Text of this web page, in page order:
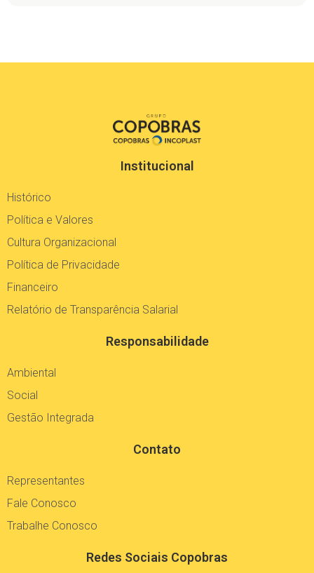
Institucional
Histórico
Política e Valores
Cultura Organizacional
Política de Privacidade
Financeiro
Relatório de Transparência Salarial
Responsabilidade
Ambiental
Social
Gestão Integrada
Contato
Representantes
Fale Conosco
Trabalhe Conosco
Redes Sociais Copobras